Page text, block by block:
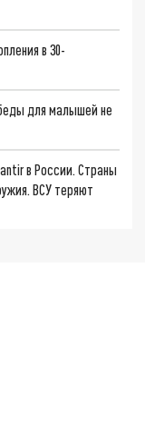
в 30-
для малышей не
в России. Страны
ВСУ теряют